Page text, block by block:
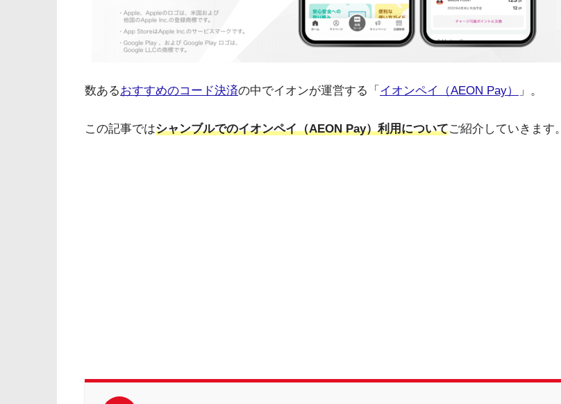
数あるおすすめのコード決済の中でイオンが運営する「 イオンペイ（AEON Pay） 」。
この記事ではシャンブルでのイオンペイ（AEON Pay）利用についてご紹介していきます。